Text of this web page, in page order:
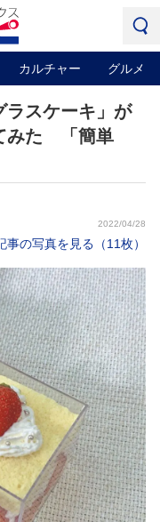
カルチャー グルメ
ラスケーキ」が
みた 「簡単
2022/04/28
事の写真を見る（11枚）